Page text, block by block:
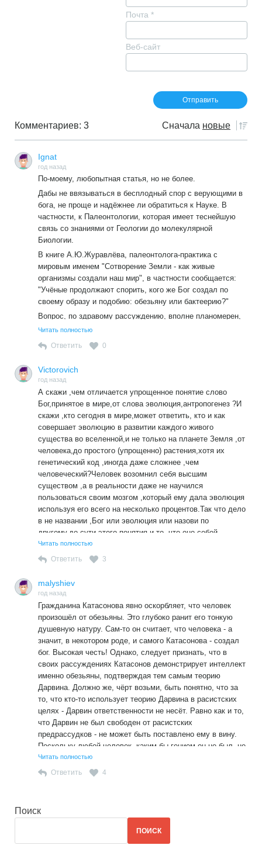
Почта *
Веб-сайт
Комментариев: 3 Сначала новые
Ignat
год назад
По-моему, любопытная статья, но не более.
Дабы не ввязываться в бесплодный спор с верующими в
бога, не проще и надёжнее ли обратиться к Науке. В
частности, к Палеонтологии, которая имеет теснейшую
связь со знаниями от Геологии до молекулярной
Биологии.
В книге А.Ю.Журавлёва, палеонтолога-практика с
мировым именем "Сотворение Земли - как живые
организмы создали наш мир", в частности сообщается:
"Учёные продолжают спорить, кого же Бог создал по
своему образу и подобию: обезьяну или бактеерию?"
Вопрос, по здравому рассуждению, вполне планомерен,
ибо Наукой на протяжении Миллиардов лет прослежена
человека.
Факт: "При возрасте Земли около 4,5 - 4,6 млрд. лет
древнейшие осадочные горные породы, которым 3,86
млрд. лет, уже несут в себе следы жизни. А 3,5 млрд.
лет назад на планете уже существовала не просто жизнь,
а целые сообщества организмов, хотя состояли они из
одних бактерий ..."
Разумеется, в современной РФии, которая числится
Светским (не путать с Советским ...) государством, не
стоит удивляться возвращению населения в религиозное
прошлое. В религии - рабство, что и требуется власти
капиталистической. Факт.
Читать полностью
Ответить 0
Victorovich
год назад
А скажи ,чем отличается упрощенное понятие слово
Бог,принятое в мире,от слова эволюция,антропогенез ?И
скажи ,кто сегодня в мире,может ответить, кто и как
совершает эволюцию в развитии каждого живого
существа во вселенной,и не только на планете Земля ,от
человека,до простого (упрощенно) растения,хотя их
генетический код ,иногда даже сложнее ,чем
человеческий?Человек возомнил себя высшим
существом ,а в реальности даже не научился
пользоваться своим мозгом ,который ему дала эволюция
используя его всего на несколько процентов.Так что дело
в не названии ,Бог или эволюция или назови по
другому,до сути этого понятия и то ,что оно собой
представляет ,нам не дойти никогда.А вот изучать нужно
,чтобы научится пользоваться мозгами хотя бы на 50%,от
Читать полностью
Ответить 3
malyshiev
год назад
Гражданина Катасонова явно оскорбляет, что человек
произошёл от обезьяны. Это глубоко ранит его тонкую
душевную натуру. Сам-то он считает, что человека - а
значит, в некотором роде, и самого Катасонова - создал
бог. Высокая честь! Однако, следует признать, что в
своих рассуждениях Катасонов демонстрирует интеллект
именно обезьяны, подтверждая тем самым теорию
Дарвина. Должно же, чёрт возьми, быть понятно, что за
то, что кто-то использует теорию Дарвина в расистских
целях - Дарвин ответственности не несёт. Равно как и то,
что Дарвин не был свободен от расистских
предрассудков - не может быть поставлено ему в вину.
Поскольку любой человек, каким бы гением он не был, не
может быть свободен от общества, в котором живёт, в
том числе, и от предрассудков этого общества. В 19
так же,например, нельзя ставить в вину Аристотелю то,
что он считал рабство естественным состоянием
Читать полностью
Ответить 4
Поиск
ПОИСК